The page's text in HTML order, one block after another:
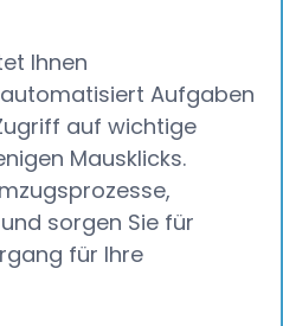
Ihnen
Aufgaben
auf wichtige
Mausklicks.
sorgen Sie für
für Ihre